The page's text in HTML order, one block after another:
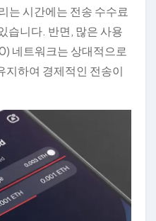
는 시간에는 전송 수수료
습니다. 반면, 많은 사용
네트워크는 상대적으로
지하여 경제적인 전송이